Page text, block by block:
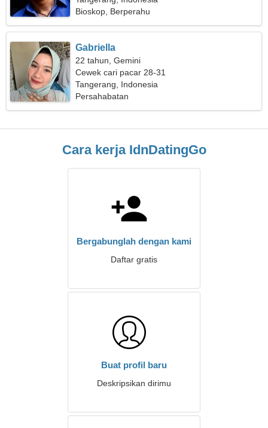
Bioskop, Berperahu
Gabriella
22 tahun, Gemini
Cewek cari pacar 28-31
Tangerang, Indonesia
Persahabatan
Cara kerja IdnDatingGo
Bergabunglah dengan kami
Daftar gratis
Buat profil baru
Deskripsikan dirimu